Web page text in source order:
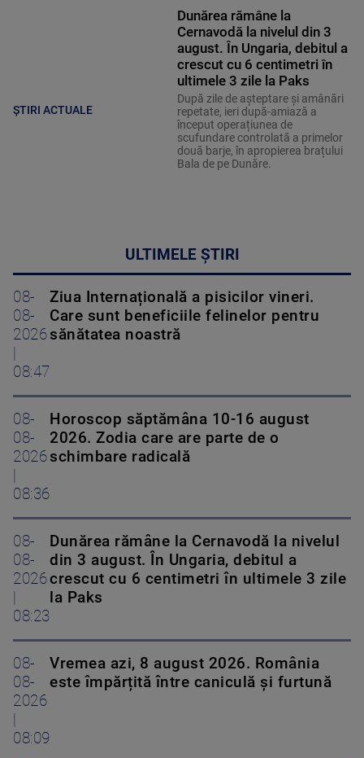
ȘTIRI ACTUALE
Dunărea rămâne la
Cernavodă la nivelul din 3
august. În Ungaria, debitul a
crescut cu 6 centimetri în
ultimele 3 zile la Paks
După zile de așteptare și amânări
repetate, ieri după-amiază a
început operațiunea de
scufundare controlată a primelor
două barje, în apropierea brațului
Bala de pe Dunăre.
ULTIMELE ȘTIRI
08-
08-
2026
08:47
Ziua Internațională a pisicilor vineri.
Care sunt beneficiile felinelor pentru
sănătatea noastră
08-
08-
2026
08:36
Horoscop săptămâna 10-16 august
2026. Zodia care are parte de o
schimbare radicală
08-
08-
2026
08:23
Dunărea rămâne la Cernavodă la nivelul
din 3 august. În Ungaria, debitul a
crescut cu 6 centimetri în ultimele 3 zile
la Paks
08-
08-
2026
08:09
Vremea azi, 8 august 2026. România
este împărțită între caniculă și furtună